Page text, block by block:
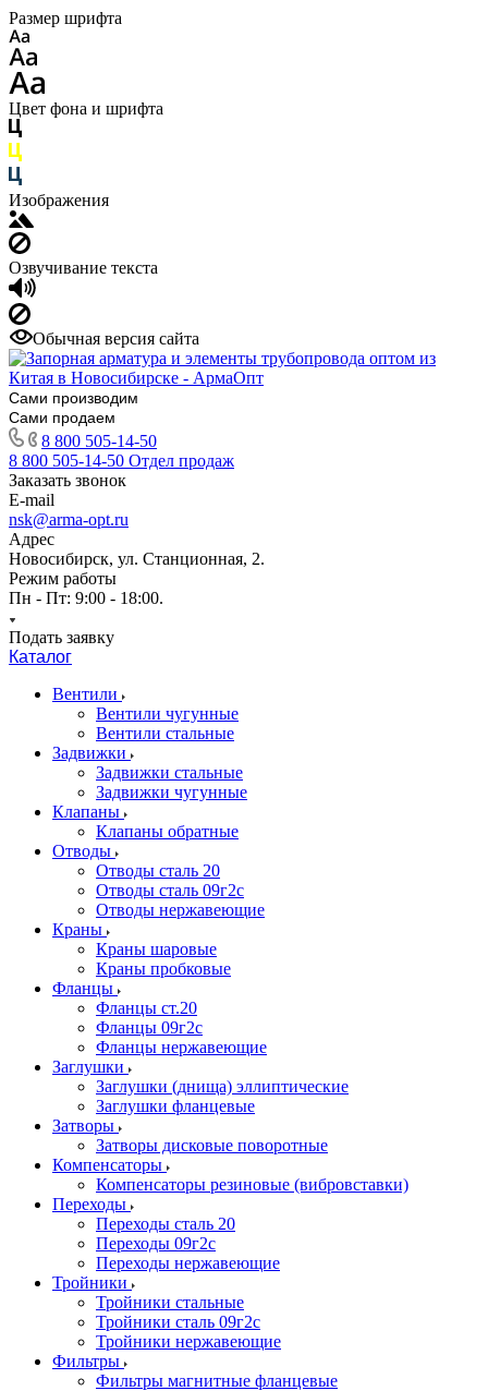
Размер шрифта
Цвет фона и шрифта
Изображения
Озвучивание текста
Обычная версия сайта
Сами производим
Сами продаем
8 800 505-14-50
8 800 505-14-50 Отдел продаж
Заказать звонок
E-mail
nsk@arma-opt.ru
Адрес
Новосибирск, ул. Станционная, 2.
Режим работы
Пн - Пт: 9:00 - 18:00.
Подать заявку
Каталог
Вентили
Вентили чугунные
Вентили стальные
Задвижки
Задвижки стальные
Задвижки чугунные
Клапаны
Клапаны обратные
Отводы
Отводы сталь 20
Отводы сталь 09г2с
Отводы нержавеющие
Краны
Краны шаровые
Краны пробковые
Фланцы
Фланцы ст.20
Фланцы 09г2с
Фланцы нержавеющие
Заглушки
Заглушки (днища) эллиптические
Заглушки фланцевые
Затворы
Затворы дисковые поворотные
Компенсаторы
Компенсаторы резиновые (вибровставки)
Переходы
Переходы сталь 20
Переходы 09г2с
Переходы нержавеющие
Тройники
Тройники стальные
Тройники сталь 09г2с
Тройники нержавеющие
Фильтры
Фильтры магнитные фланцевые